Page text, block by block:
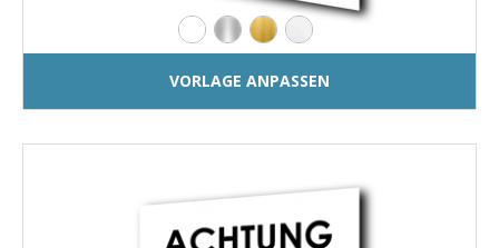
VORLAGE ANPASSEN